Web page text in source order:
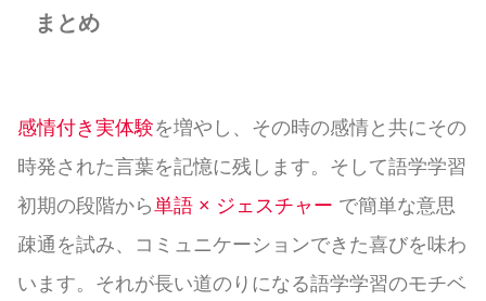
まとめ
感情付き実体験を増やし、その時の感情と共にその
時発された言葉を記憶に残します。そして語学学習
初期の段階から単語 × ジェスチャー で簡単な意思
疎通を試み、コミュニケーションできた喜びを味わ
います。それが長い道のりになる語学学習のモチベ